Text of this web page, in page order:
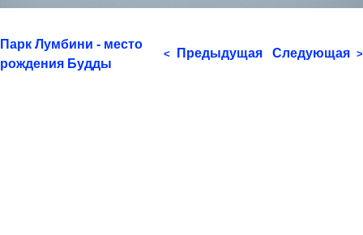
Парк Лумбини - место
рождения Будды
< Предыдущая Следующая >